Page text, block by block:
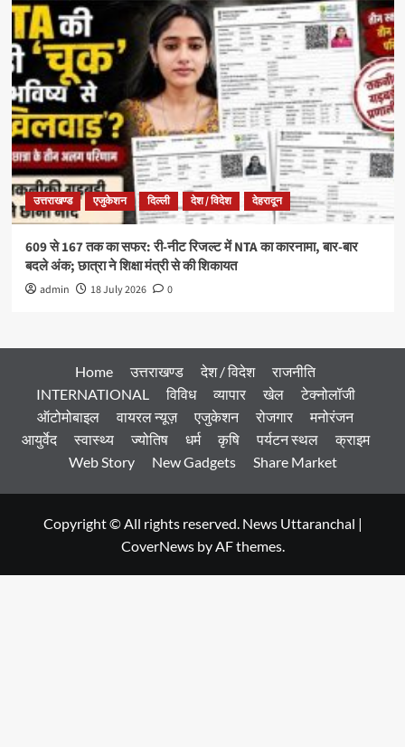
उत्तराखण्ड एजुकेशन दिल्ली देश / विदेश देहरादून
609 से 167 तक का सफर: री-नीट रिजल्ट में NTA का कारनामा, बार-बार
बदले अंक; छात्रा ने शिक्षा मंत्री से की शिकायत
admin 18 July 2026 0
Home उत्तराखण्ड देश / विदेश
राजनीति
INTERNATIONAL
विविध व्यापार खेल
टेक्नोलॉजी
ऑटोमोबाइल
वायरल न्यूज़ एजुकेशन रोजगार
मनोरंजन
आयुर्वेद
स्वास्थ्य ज्योतिष धर्म कृषि पर्यटन स्थल
क्राइम
Web Story
New Gadgets Share Market
Copyright © All rights reserved. News Uttaranchal |
CoverNewsby AF themes.